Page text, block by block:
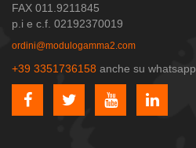
FAX 011.9211845
p.i e c.f. 02192370019
ordini@modulogamma2.com
+39 3351736158 anche su whatsapp